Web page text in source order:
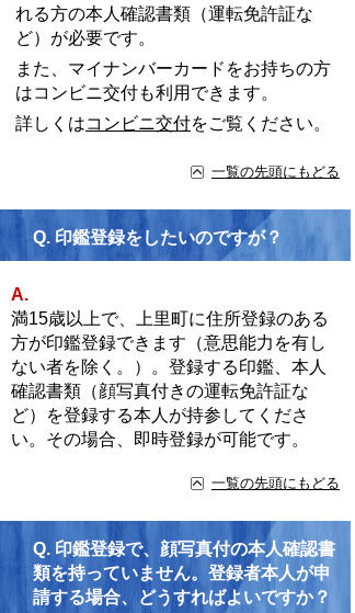
れる方の本人確認書類（運転免許証な
ど）が必要です。
また、マイナンバーカードをお持ちの方
はコンビニ交付も利用できます。
詳しくはコンビニ交付をご覧ください。
一覧の先頭にもどる
Q. 印鑑登録をしたいのですが？
A.
満15歳以上で、上里町に住所登録のある
方が印鑑登録できます（意思能力を有し
ない者を除く。）。登録する印鑑、本人
確認書類（顔写真付きの運転免許証な
ど）を登録する本人が持参してくださ
い。その場合、即時登録が可能です。
一覧の先頭にもどる
Q. 印鑑登録で、顔写真付の本人確認書
類を持っていません。登録者本人が申
請する場合、どうすればよいですか？